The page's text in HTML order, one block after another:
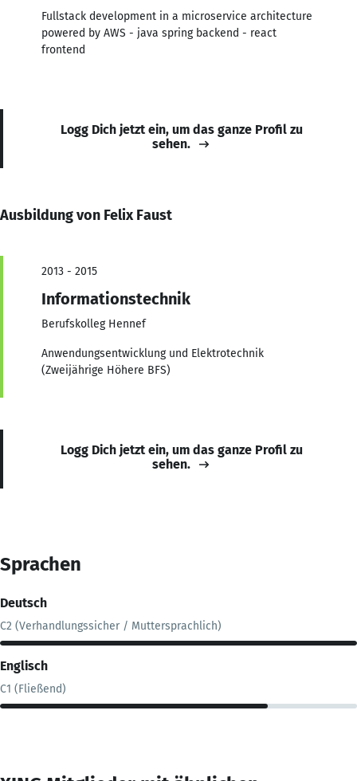
Fullstack development in a microservice architecture
powered by AWS - java spring backend - react
frontend
Logg Dich jetzt ein, um das ganze Profil zu
sehen.
Ausbildung von Felix Faust
2013 - 2015
Informationstechnik
Berufskolleg Hennef
Anwendungsentwicklung und Elektrotechnik
(Zweijährige Höhere BFS)
Logg Dich jetzt ein, um das ganze Profil zu
sehen.
Sprachen
Deutsch
C2 (Verhandlungssicher / Muttersprachlich)
Englisch
C1 (Fließend)